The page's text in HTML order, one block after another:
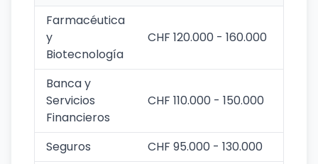
Farmacéutica
y
Biotecnología
CHF 120.000 - 160.000
Banca y
Servicios
Financieros
CHF 110.000 - 150.000
Seguros
CHF 95.000 - 130.000